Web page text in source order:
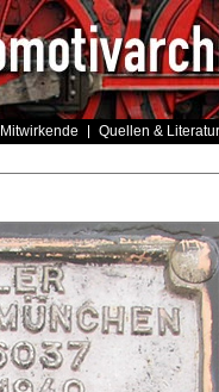
Mitwirkende Quellen & Literatur